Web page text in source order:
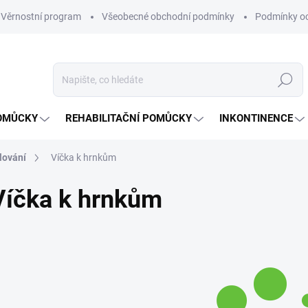
Věrnostní program Všeobecné obchodní podmínky Podmínky
Hledat
REHABILITAČNÍ POMŮCKY INKONTINENCE
Víčka k hrnkům
k hrnkům